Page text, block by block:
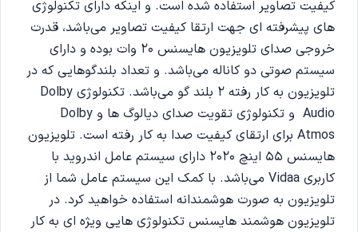
کیفیت تصاویر استفاده شده است. و اینکه دارای تکنولوژی
های پیشرفته ای جهت ارتقا کیفیت تصاویر می‌باشد، قدرت
خروجی صدای تلویزیون هایسنس 20 وات بوده و دارای
سیستم صوتی دو کاناله می‌باشد. و تعداد بلندگوهایی که در
تلویزیون به کار رفته 2 بلند گو می‌باشد. تکنولوژی Dolby
Audio و تکنولوژی تقویت صدای دیالوگ ها و Dolby
Atmos برای ارتقای کیفیت صدا به کار رفته است. تلویزیون
هایسنس 55 اینچ 2020 دارای سیستم عامل اندروید با
کاربری Vidaa می‌باشد. با کمک این سیستم عامل شما از
تلویزیون به صورت هوشمندانه استفاده خواهید کرد. در
تلویزیون هوشمند هایسنس تکنولوژی هایی ویژه ای به کار